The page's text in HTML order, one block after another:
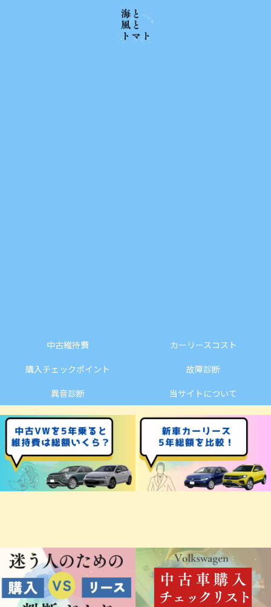
中古維持費
カーリースコスト
購入チェックポイント
故障診断
異音診断
当サイトについて